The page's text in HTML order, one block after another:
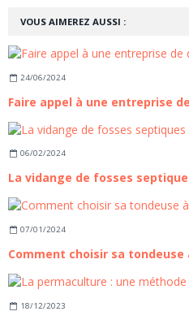
VOUS AIMEREZ AUSSI :
24/06/2024
Faire appel à une entreprise
06/02/2024
La vidange de fosses
07/01/2024
Comment choisir sa tondeuse
18/12/2023